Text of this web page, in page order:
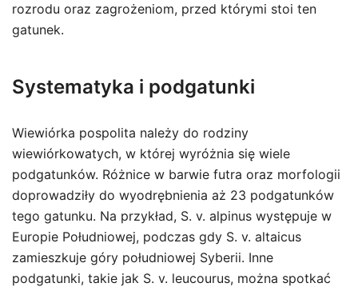
rozrodu oraz zagrożeniom, przed którymi stoi ten
gatunek.
Systematyka i podgatunki
Wiewiórka pospolita należy do rodziny
wiewiórkowatych, w której wyróżnia się wiele
podgatunków. Różnice w barwie futra oraz morfologii
doprowadziły do wyodrębnienia aż 23 podgatunków
tego gatunku. Na przykład, S. v. alpinus występuje w
Europie Południowej, podczas gdy S. v. altaicus
zamieszkuje góry południowej Syberii. Inne
podgatunki, takie jak S. v. leucourus, można spotkać